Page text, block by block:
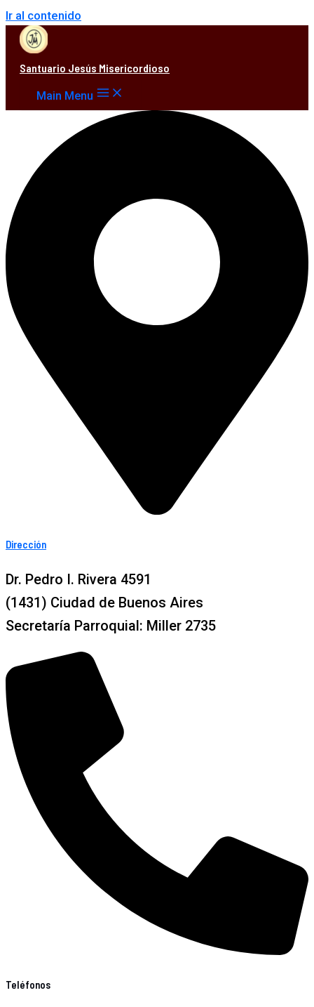
Ir al contenido
Santuario Jesús Misericordioso
Main Menu
Dirección
Dr. Pedro I. Rivera 4591
(1431) Ciudad de Buenos Aires
Secretaría Parroquial: Miller 2735
Teléfonos